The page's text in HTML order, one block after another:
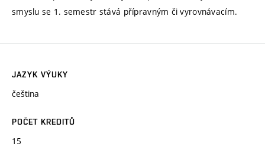
smyslu se 1. semestr stává přípravným či vyrovnávacím.
JAZYK VÝUKY
čeština
POČET KREDITŮ
15